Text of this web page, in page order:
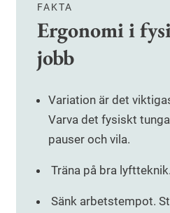
FAKTA
Ergonomi i
jobb
Variation är det
Varva det fysiskt
pauser och vila.
Träna på bra lyftteknik.
Sänk arbetstempot.